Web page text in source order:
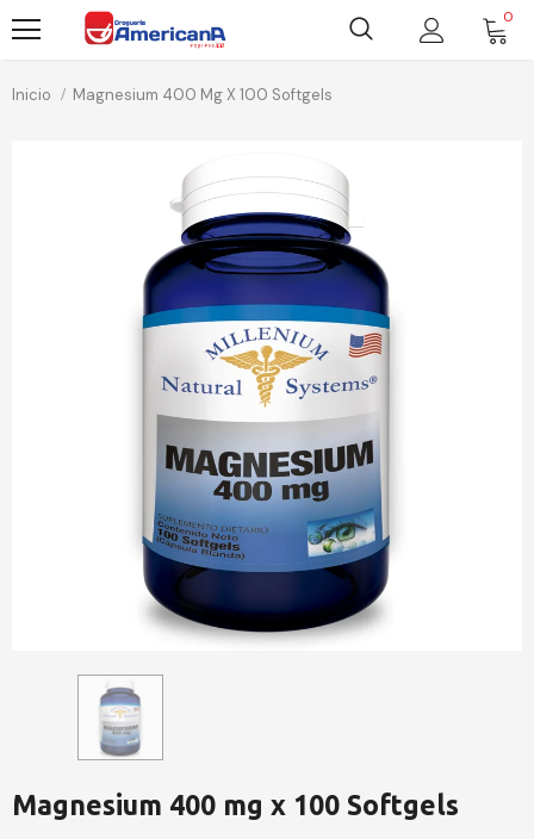
0
Inicio Magnesium 400 Mg X 100 Softgels
Magnesium 400 mg x 100 Softgels